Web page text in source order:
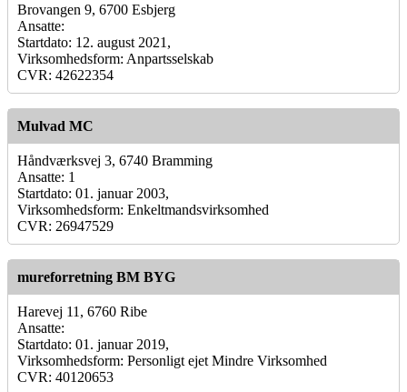
Brovangen 9, 6700 Esbjerg
Ansatte:
Startdato: 12. august 2021,
Virksomhedsform: Anpartsselskab
CVR: 42622354
Mulvad MC
Håndværksvej 3, 6740 Bramming
Ansatte: 1
Startdato: 01. januar 2003,
Virksomhedsform: Enkeltmandsvirksomhed
CVR: 26947529
mureforretning BM BYG
Harevej 11, 6760 Ribe
Ansatte:
Startdato: 01. januar 2019,
Virksomhedsform: Personligt ejet Mindre Virksomhed
CVR: 40120653